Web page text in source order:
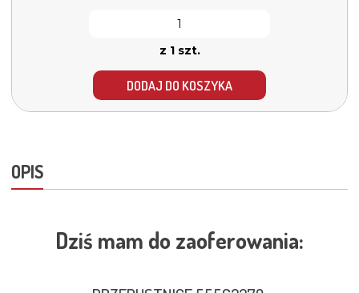
z 1 szt.
DODAJ DO KOSZYKA
OPIS
Dziś mam do zaoferowania: